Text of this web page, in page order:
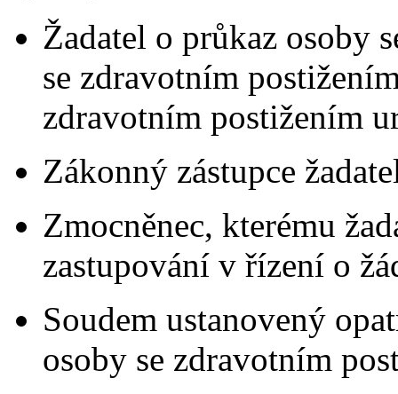
Žadatel o průkaz osoby
se zdravotním
zdravotním postižením
Zákonný zástupce
Zmocněnec, kterému
zastupování v řízení o
Soudem ustanovený
osoby se zdravotním